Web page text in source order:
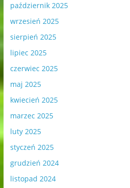
październik 2025
wrzesień 2025
sierpień 2025
lipiec 2025
czerwiec 2025
maj 2025
kwiecień 2025
marzec 2025
luty 2025
styczeń 2025
grudzień 2024
listopad 2024